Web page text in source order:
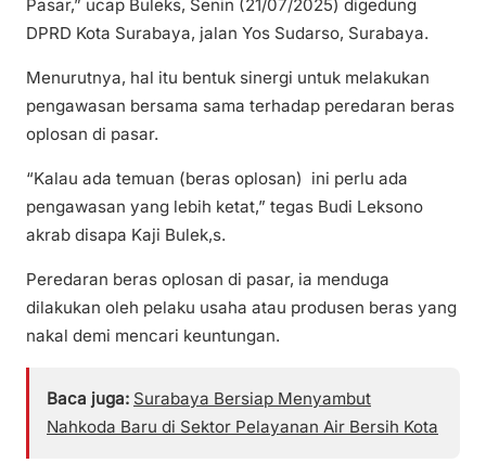
Pasar,” ucap Buleks, Senin (21/07/2025) digedung
DPRD Kota Surabaya, jalan Yos Sudarso, Surabaya.
Menurutnya, hal itu bentuk sinergi untuk melakukan
pengawasan bersama sama terhadap peredaran beras
oplosan di pasar.
“Kalau ada temuan (beras oplosan) ini perlu ada
pengawasan yang lebih ketat,” tegas Budi Leksono
akrab disapa Kaji Bulek,s.
Peredaran beras oplosan di pasar, ia menduga
dilakukan oleh pelaku usaha atau produsen beras yang
nakal demi mencari keuntungan.
Baca juga: Surabaya Bersiap Menyambut
Nahkoda Baru di Sektor Pelayanan Air Bersih Kota